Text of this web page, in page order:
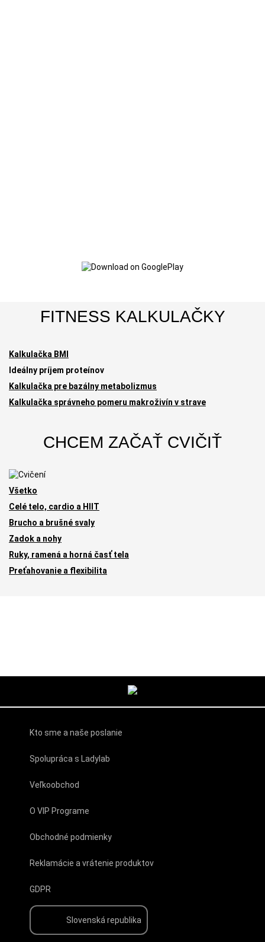
FITNESS KALKULAČKY
Kalkulačka BMI
Ideálny príjem proteínov
Kalkulačka pre bazálny metabolizmus
Kalkulačka správneho pomeru makroživín v strave
CHCEM ZAČAŤ CVIČIŤ
Všetko
Celé telo, cardio a HIIT
Brucho a brušné svaly
Zadok a nohy
Ruky, ramená a horná časť tela
Preťahovanie a flexibilita
Kto sme a naše poslanie
Spolupráca s Ladylab
Veľkoobchod
O VIP Programe
Obchodné podmienky
Reklamácie a vrátenie produktov
GDPR
Slovenská republika